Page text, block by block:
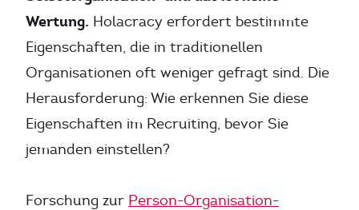
Wertung. Holacracy erfordert bestimmte
Eigenschaften, die in traditionellen
Organisationen oft weniger gefragt sind. Die
Herausforderung: Wie erkennen Sie diese
Eigenschaften im Recruiting, bevor Sie
jemanden einstellen?
Forschung zur Person-Organisation-